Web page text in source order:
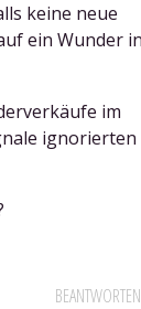
keine neue
ein Wunder in
im
ignorierten
BEANTWORTEN